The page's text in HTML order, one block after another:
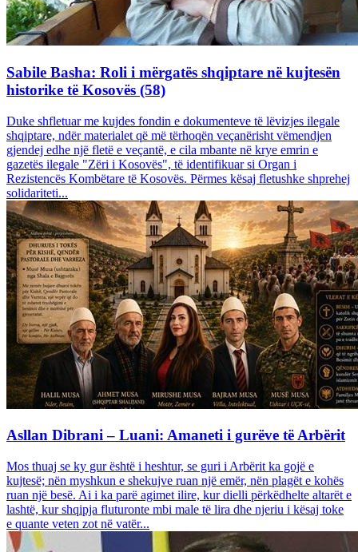
Sabile Basha: Roli i mërgatës shqiptare në kujtesën
historike të Kosovës (58)
Duke shfletuar me kujdes fondin e dokumenteve të lëvizjes ilegale
shqiptare, ndër materialet që më tërhoqën veçanërisht vëmendjen
gjendej edhe një fletë e veçantë, e cila mbante në krye emrin e
gazetës ilegale "Zëri i Kosovës", të identifikuar si Organ i
Rezistencës Kombëtare të Kosovës. Përmes kësaj fletushke shprehej
solidariteti...
Asllan Dibrani – Luani: Amaneti i gurëve të Arbërit
Mos thuaj se ky gur është i heshtur, se guri i Arbërit ka gojë e
kujtesë; nën myshkun e shekujve ruan një emër, nën plagët e kohës
ruan një besë. Ai i ka parë agimet ilire, kur dielli përkëdhelte altarët e
lashtë, kur shqipja fluturonte mbi male të lira dhe njeriu i kësaj toke
e quante veten zot në vatër...